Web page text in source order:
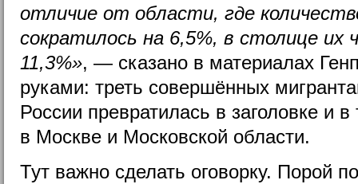
отличие от области, где
сократилось на 6,5%, в столице их
11,3%», — сказано в материалах
руками: треть совершённых
России превратилась в заголовке и
в Москве и Московской области.
Тут важно сделать оговорку. Порой